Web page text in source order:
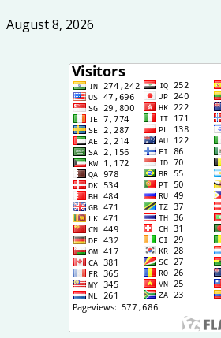
August 8, 2026